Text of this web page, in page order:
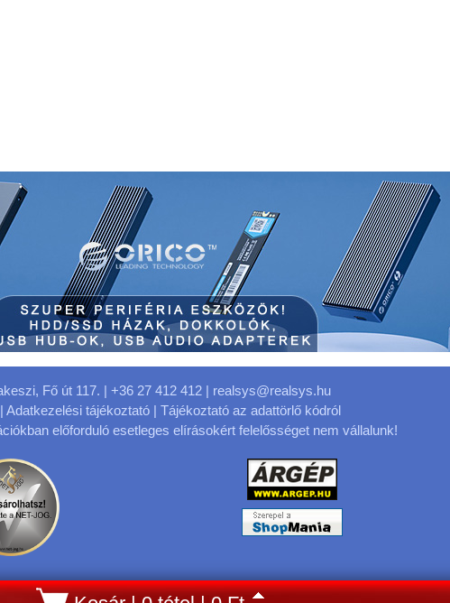
Fő út 117. | +36 27 412 412 | realsys@realsys.hu
| Adatkezelési tájékoztató | Tájékoztató az adattörlő kódról
előforduló esetleges elírásokért felelősséget nem vállalunk!